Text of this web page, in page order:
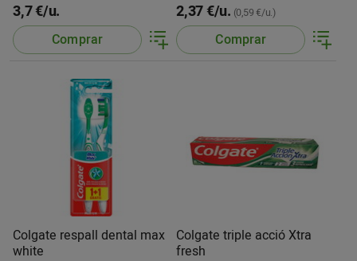
3,7 €/u.
Comprar
2,37 €/u. (0,59 €/u.)
Comprar
Colgate respall dental max
white
Colgate triple acció Xtra
fresh